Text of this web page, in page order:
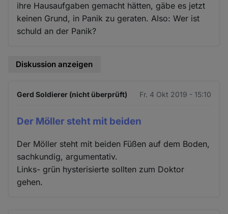
ihre Hausaufgaben gemacht hätten, gäbe es jetzt
keinen Grund, in Panik zu geraten. Also: Wer ist
schuld an der Panik?
Diskussion anzeigen
Gerd Soldierer (nicht überprüft) Fr. 4 Okt 2019 - 15:10
Der Möller steht mit beiden
Der Möller steht mit beiden Füßen auf dem Boden,
sachkundig, argumentativ.
Links- grün hysterisierte sollten zum Doktor
gehen.